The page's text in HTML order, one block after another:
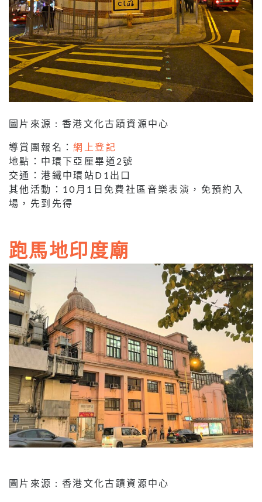
圖片來源 : 香港文化古蹟資源中心
導賞團報名：網上登記
地點：中環下亞厘畢道2號
交通：港鐵中環站D1出口
其他活動：10月1日免費社區音樂表演，免預約入
場，先到先得
跑馬地印度廟
圖片來源 : 香港文化古蹟資源中心